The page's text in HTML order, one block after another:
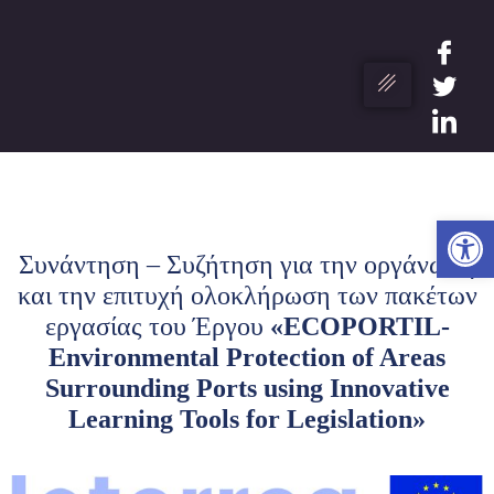
Συνάντηση – Συζήτηση για την οργάνωση
και την επιτυχή ολοκλήρωση των πακέτων
εργασίας του Έργου «ECOPORTIL-
Environmental Protection of Areas
Surrounding Ports using Innovative
Learning Tools for Legislation»